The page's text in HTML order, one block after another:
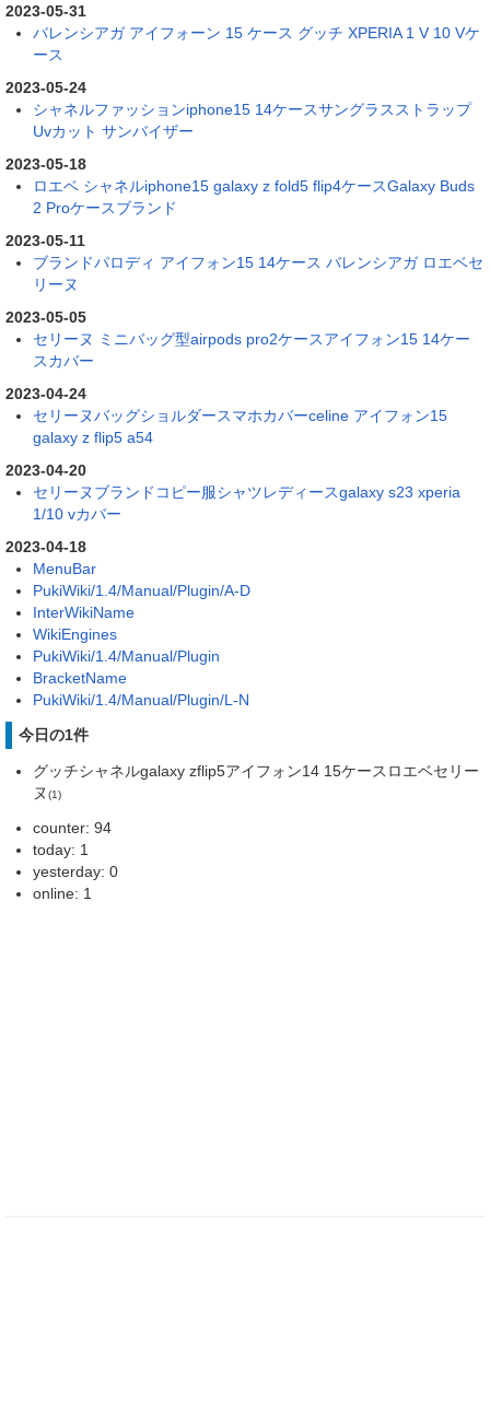
2023-05-31
バレンシアガ アイフォーン 15 ケース グッチ XPERIA 1 V 10 Vケ
ース
2023-05-24
シャネルファッションiphone15 14ケースサングラスストラップ
Uvカット サンバイザー
2023-05-18
ロエベ シャネルiphone15 galaxy z fold5 flip4ケースGalaxy Buds
2 Proケースブランド
2023-05-11
ブランドパロディ アイフォン15 14ケース バレンシアガ ロエベセ
リーヌ
2023-05-05
セリーヌ ミニバッグ型airpods pro2ケースアイフォン15 14ケー
スカバー
2023-04-24
セリーヌバッグショルダースマホカバーceline アイフォン15
galaxy z flip5 a54
2023-04-20
セリーヌブランドコピー服シャツレディースgalaxy s23 xperia
1/10 vカバー
2023-04-18
MenuBar
PukiWiki/1.4/Manual/Plugin/A-D
InterWikiName
WikiEngines
PukiWiki/1.4/Manual/Plugin
BracketName
PukiWiki/1.4/Manual/Plugin/L-N
今日の1件
グッチシャネルgalaxy zflip5アイフォン14 15ケースロエベセリー
ヌ (1)
counter: 94
today: 1
yesterday: 0
online: 1